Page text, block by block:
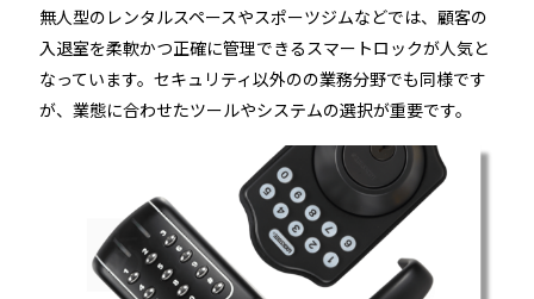
無人型のレンタルスペースやスポーツジムなどでは、顧客の
入退室を柔軟かつ正確に管理できるスマートロックが人気と
なっています。セキュリティ以外のの業務分野でも同様です
が、業態に合わせたツールやシステムの選択が重要です。